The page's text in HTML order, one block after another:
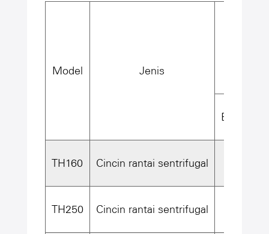
Model Jenis
Ember
TH160 Cincin rantai sentrifugal
TH250 Cincin rantai sentrifugal